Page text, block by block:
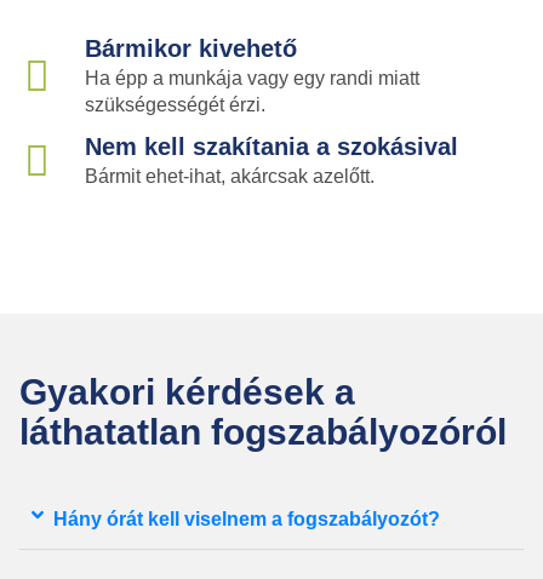
Bármikor kivehető
Ha épp a munkája vagy egy randi miatt
szükségességét érzi.
Nem kell szakítania a szokásival
Bármit ehet-ihat, akárcsak azelőtt.
Gyakori kérdések a
láthatatlan fogszabályozóról
Hány órát kell viselnem a fogszabályozót?